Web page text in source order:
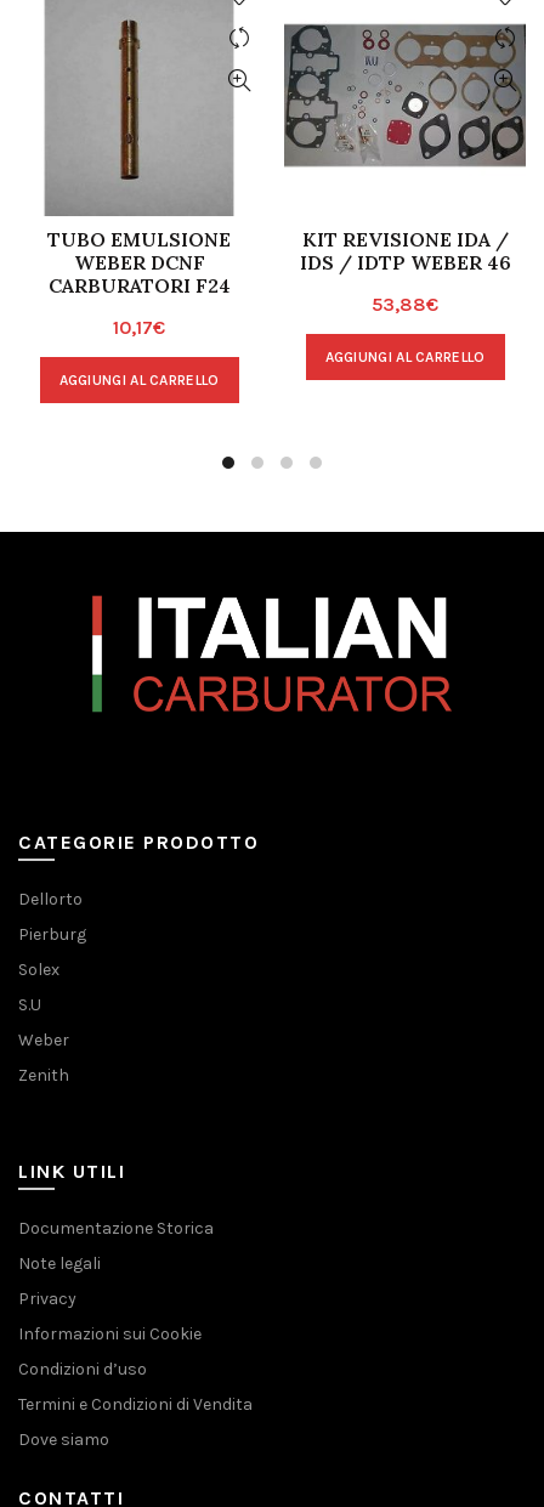
TUBO EMULSIONE
WEBER DCNF
CARBURATORI F24
10,17€
AGGIUNGI AL CARRELLO
KIT REVISIONE IDA /
IDS / IDTP WEBER 46
53,88€
AGGIUNGI AL CARRELLO
CATEGORIE PRODOTTO
Dellorto
Pierburg
Solex
S.U
Weber
Zenith
LINK UTILI
Documentazione Storica
Note legali
Privacy
Informazioni sui Cookie
Condizioni d’uso
Termini e Condizioni di Vendita
Dove siamo
CONTATTI